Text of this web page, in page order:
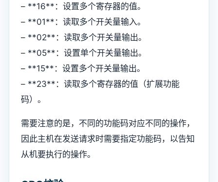
– **16**：设置多个寄存器的值。
– **01**：读取多个开关量输入。
– **02**：读取多个开关量输出。
– **05**：设置单个开关量输出。
– **15**：设置多个开关量输出。
– **23**：读取多个寄存器的值（扩展功能
码）。
需要注意的是，不同的功能码对应不同的操作，
因此主机在发送请求时需要指定功能码，以告知
从机要执行的操作。